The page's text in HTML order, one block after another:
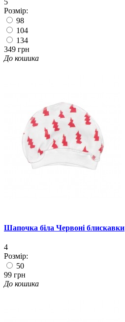
Розмір:
98
104
134
349 грн
До кошика
Шапочка біла Червоні блискавки
4
Розмір:
50
99 грн
До кошика